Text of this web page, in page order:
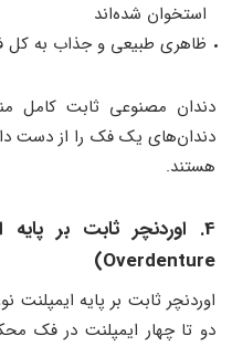
استخوان شده‌اند
ظاهری طبیعی و جذاب به
دندان مصنوعی ثابت کامل
دندان‌های یک فک را از دست
هستند.
Overdenture)
اوردنچر ثابت بر پایه
دو تا چهار ایمپلنت در فک